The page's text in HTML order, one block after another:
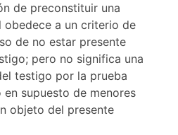
de preconstituir una
a un criterio de
de no estar presente
pero no significa una
testigo por la prueba
supuesto de menores
objeto del presente